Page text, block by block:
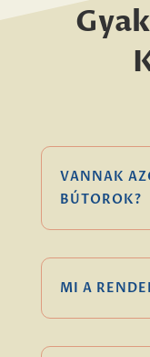
VANNAK
BÚTOROK?
MI A